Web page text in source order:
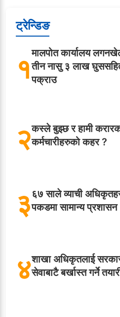
ट्रेन्डिङ
१मालपोत कार्यालय
तीन नासु ३ लाख
पक्राउ
२कस्ले बुझ्छ र हामी
कर्मचारीहरुको कहर ?
३६७ साले व्याची
पकडमा सामान्य प्रशासन
४शाखा अधिकृतलाई
सेवाबाटै बर्खास्त गर्ने